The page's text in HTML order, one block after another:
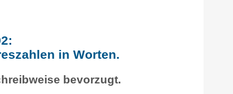
in Worten.
bevorzugt.